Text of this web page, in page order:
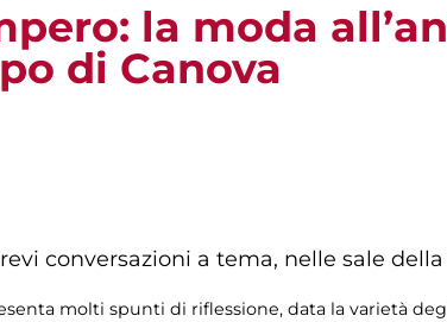
la moda
di Canova
conversazioni a tema, nelle sale
molti spunti di riflessione, data la varietà